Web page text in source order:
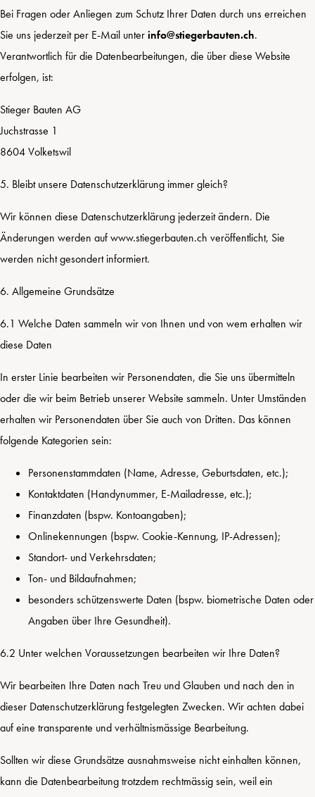
Bei Fragen oder Anliegen zum Schutz Ihrer Daten durch uns erreichen
Sie uns jederzeit per E-Mail unterinfo@stiegerbauten.ch.
Verantwortlich für die Datenbearbeitungen, die über diese Website
erfolgen, ist:
Stieger Bauten AG
Juchstrasse 1
8604 Volketswil
5. Bleibt unsere Datenschutzerklärung immer gleich?
Wir können diese Datenschutzerklärung jederzeit ändern. Die
Änderungen werden auf www.stiegerbauten.ch veröffentlicht, Sie
werden nicht gesondert informiert.
6. Allgemeine Grundsätze
6.1 Welche Daten sammeln wir von Ihnen und von wem erhalten wir
diese Daten
In erster Linie bearbeiten wir Personendaten, die Sie uns übermitteln
oder die wir beim Betrieb unserer Website sammeln. Unter Umständen
erhalten wir Personendaten über Sie auch von Dritten. Das können
folgende Kategorien sein:
Personenstammdaten (Name, Adresse, Geburtsdaten, etc.);
Kontaktdaten (Handynummer, E-Mailadresse, etc.);
Finanzdaten (bspw. Kontoangaben);
Onlinekennungen (bspw. Cookie-Kennung, IP-Adressen);
Standort- und Verkehrsdaten;
Ton- und Bildaufnahmen;
besonders schützenswerte Daten (bspw. biometrische Daten oder
Angaben über Ihre Gesundheit).
6.2 Unter welchen Voraussetzungen bearbeiten wir Ihre Daten?
Wir bearbeiten Ihre Daten nach Treu und Glauben und nach den in
dieser Datenschutzerklärung festgelegten Zwecken. Wir achten dabei
auf eine transparente und verhältnismässige Bearbeitung.
Sollten wir diese Grundsätze ausnahmsweise nicht einhalten können,
kann die Datenbearbeitung trotzdem rechtmässig sein, weil ein